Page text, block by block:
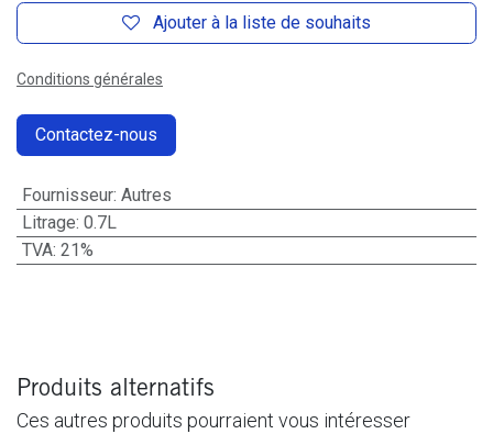
Ajouter à la liste de souhaits
Conditions générales
Contactez-nous
Fournisseur: Autres
Litrage: 0.7L
TVA: 21%
Produits alternatifs
Ces autres produits pourraient vous intéresser